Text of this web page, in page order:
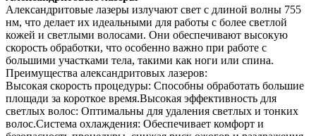
Александритовые лазеры излучают свет с длиной волны 755
нм, что делает их идеальными для работы с более светлой
кожей и светлыми волосами. Они обеспечивают высокую
скорость обработки, что особенно важно при работе с
большими участками тела, такими как ноги или спина.
Преимущества александритовых лазеров:
Высокая скорость процедуры: Способны обработать большие
площади за короткое время.Высокая эффективность для
светлых волос: Оптимальны для удаления светлых и тонких
волос.Система охлаждения: Обеспечивает комфорт и